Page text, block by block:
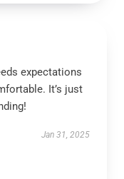
expectations
It’s just
Jan 31, 2025